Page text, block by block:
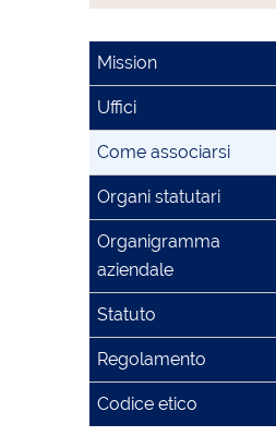
Mission
Uffici
Come associarsi
Organi statutari
Organigramma
aziendale
Statuto
Regolamento
Codice etico